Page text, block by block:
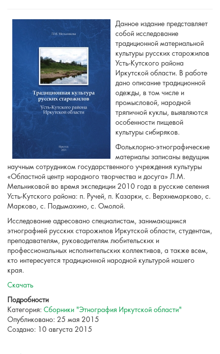
Данное издание представляет
собой исследование
традиционной материальной
культуры русских старожилов
Усть-Кутского района
Иркутской области. В работе
дано описание традиционной
одежды, в том числе и
промысловой, народной
тряпичной куклы, выявляются
особенности пищевой
культуры сибиряков.
Фольклорно-этнографические
материалы записаны ведущим
научным сотрудником государственного учреждения культуры
«Областной центр народного творчества и досуга» Л.М.
Мельниковой во время экспедиции 2010 года в русские селения
Усть-Кутского района: п. Ручей, п. Казарки, с. Верхнемарково, с.
Марково, с. Подымахино, с. Омолой.
Исследование адресовано специалистам, занимающимся
этнографией русских старожилов Иркутской области, студентам,
преподавателям, руководителям любительских и
профессиональных исполнительских коллективов, а также всем,
кто интересуется традиционной народной культурой нашего
края.
Скачать
Подробности
Категория: Сборники "Этнография Иркутской области"
Опубликовано: 25 мая 2015
Создано: 10 августа 2015